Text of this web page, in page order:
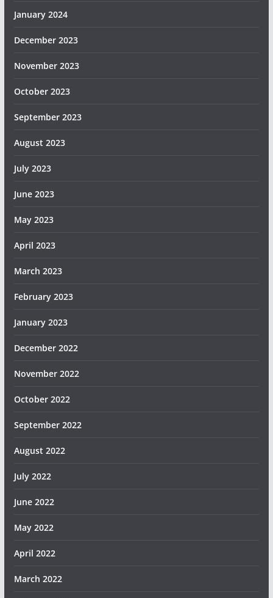
January 2024
December 2023
November 2023
October 2023
September 2023
August 2023
July 2023
June 2023
May 2023
April 2023
March 2023
February 2023
January 2023
December 2022
November 2022
October 2022
September 2022
August 2022
July 2022
June 2022
May 2022
April 2022
March 2022